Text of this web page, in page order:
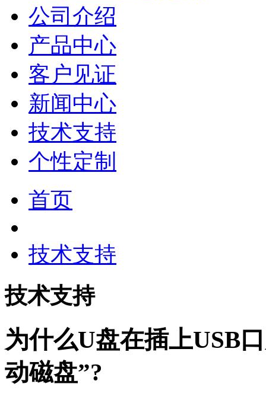
公司介绍
产品中心
客户见证
新闻中心
技术支持
个性定制
首页
技术支持
技术支持
为什么U盘在插上USB
动磁盘”?